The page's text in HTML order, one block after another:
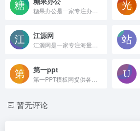
江源网
第一ppt
暂无评论